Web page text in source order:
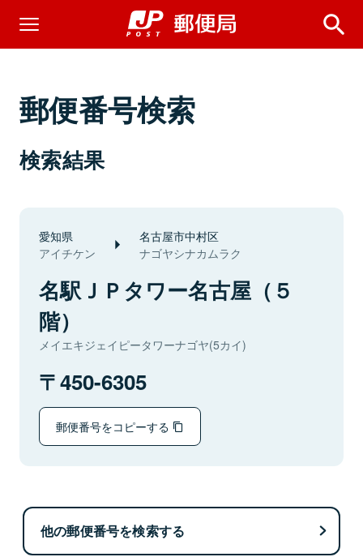
郵便番号検索
検索結果
愛知県
アイチケン
名古屋市中村区
ナゴヤシナカムラク
名駅ＪＰタワー名古屋（５
階）
メイエキジェイピータワーナゴヤ(5カイ)
450-6305
郵便番号をコピーする
他の郵便番号を検索する